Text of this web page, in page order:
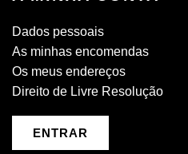
Dados pessoais
As minhas encomendas
Os meus endereços
Direito de Livre Resolução
ENTRAR